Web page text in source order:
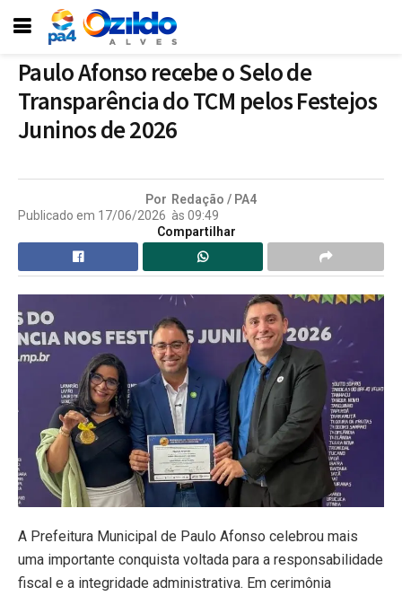
Paulo Afonso recebe o Selo de
Transparência do TCM pelos Festejos
Juninos de 2026
Por Redação / PA4
Publicado em 17/06/2026 às 09:49
Compartilhar
A Prefeitura Municipal de Paulo Afonso celebrou mais
uma importante conquista voltada para a responsabilidade
fiscal e a integridade administrativa. Em cerimônia